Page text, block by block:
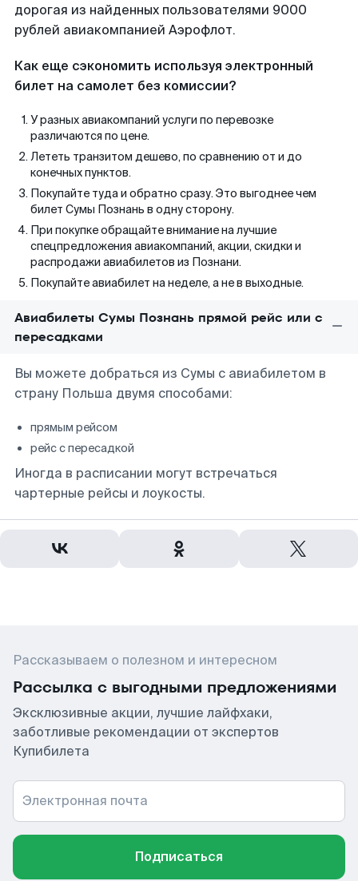
дорогая из найденных пользователями 9000
рублей авиакомпанией Аэрофлот.
Как еще сэкономить используя электронный
билет на самолет без комиссии?
У разных авиакомпаний услуги по перевозке
различаются по цене.
Лететь транзитом дешево, по сравнению от и до
конечных пунктов.
Покупайте туда и обратно сразу. Это выгоднее чем
билет Сумы Познань в одну сторону.
При покупке обращайте внимание на лучшие
спецпредложения авиакомпаний, акции, скидки и
распродажи авиабилетов из Познани.
Покупайте авиабилет на неделе, а не в выходные.
Авиабилеты Сумы Познань прямой рейс или с
пересадками
Вы можете добраться из Сумы с авиабилетом в
страну Польша двумя способами:
прямым рейсом
рейс с пересадкой
Иногда в расписании могут встречаться
чартерные рейсы и лоукосты.
Рассказываем о полезном и интересном
Рассылка с выгодными предложениями
Эксклюзивные акции, лучшие лайфхаки,
заботливые рекомендации от экспертов
Купибилета
Электронная почта
Подписаться